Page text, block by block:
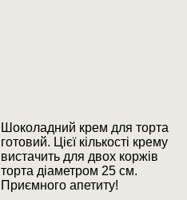
Шоколадний крем для торта
готовий. Цієї кількості крему
вистачить для двох коржів
торта діаметром 25 см.
Приємного апетиту!